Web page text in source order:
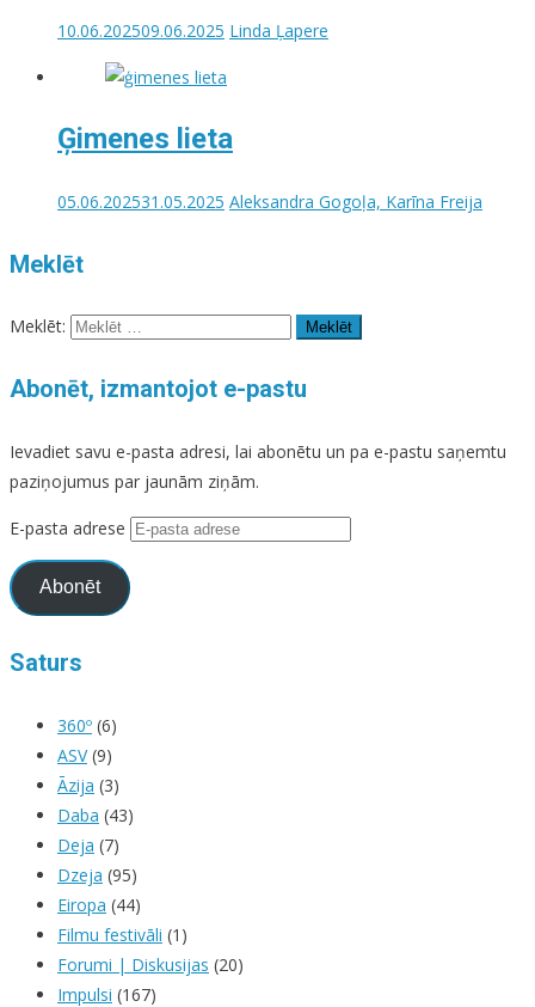
10.06.202509.06.2025 Linda Ļapere
Ģimenes lieta
05.06.202531.05.2025 Aleksandra Gogoļa, Karīna Freija
Meklēt
Meklēt:
Abonēt, izmantojot e-pastu
Ievadiet savu e-pasta adresi, lai abonētu un pa e-pastu saņemtu
paziņojumus par jaunām ziņām.
E-pasta adrese
Abonēt
Saturs
360º (6)
ASV(9)
Āzija (3)
Daba (43)
Deja (7)
Dzeja (95)
Eiropa (44)
Filmu festivāli (1)
Forumi | Diskusijas (20)
Impulsi (167)